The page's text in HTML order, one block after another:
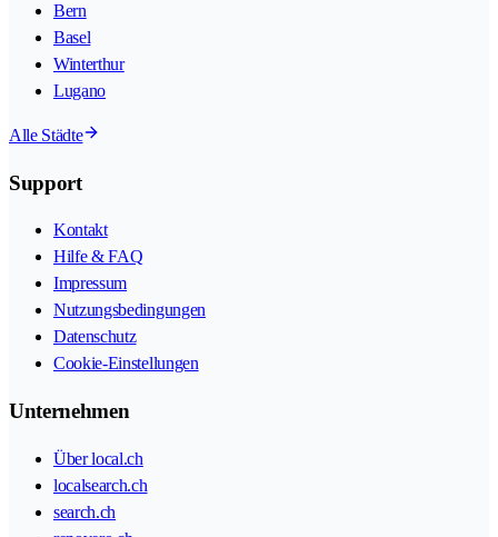
Bern
Basel
Winterthur
Lugano
Alle Städte
Support
Kontakt
Hilfe & FAQ
Impressum
Nutzungsbedingungen
Datenschutz
Cookie-Einstellungen
Unternehmen
Über local.ch
localsearch.ch
search.ch